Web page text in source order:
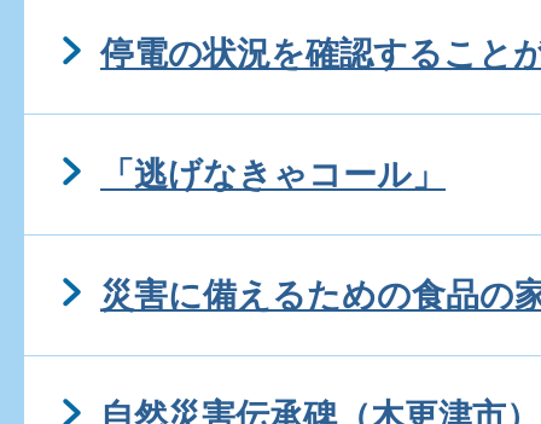
停電の状況を確認すること
「逃げなきゃコール」
災害に備えるための食品の
自然災害伝承碑（木更津市）